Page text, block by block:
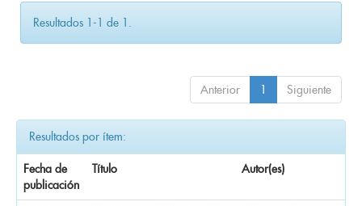
Resultados 1-1 de 1.
Anterior 1 Siguiente
Resultados por ítem:
Fecha de
publicación
Título Autor(es)